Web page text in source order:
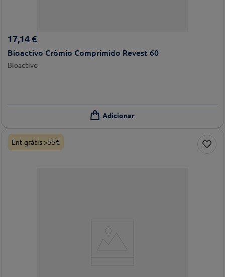
17,14 €
Bioactivo Crómio Comprimido Revest 60
Bioactivo
Ent grátis >55€